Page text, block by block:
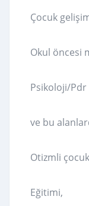
Çocuk
Okul öncesi
Psikoloji/Pdr
ve bu
Otizmli
Eğitimi,